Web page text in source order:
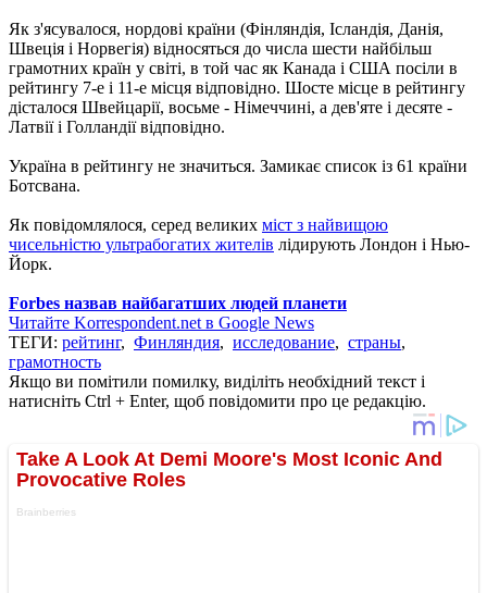
Як з'ясувалося, нордові країни (Фінляндія, Ісландія, Данія,
Швеція і Норвегія) відносяться до числа шести найбільш
грамотних країн у світі, в той час як Канада і США посіли в
рейтингу 7-е і 11-е місця відповідно. Шосте місце в рейтингу
дісталося Швейцарії, восьме - Німеччині, а дев'яте і десяте -
Латвії і Голландії відповідно.
Україна в рейтингу не значиться. Замикає список із 61 країни
Ботсвана.
Як повідомлялося, серед великих міст з найвищою
чисельністю ультрабогатих жителів лідирують Лондон і Нью-
Йорк.
Forbes назвав найбагатших людей планети
Читайте Korrespondent.net в Google News
ТЕГИ: рейтинг, Финляндия, исследование, страны,
грамотность
Якщо ви помітили помилку, виділіть необхідний текст і
натисніть Ctrl + Enter, щоб повідомити про це редакцію.